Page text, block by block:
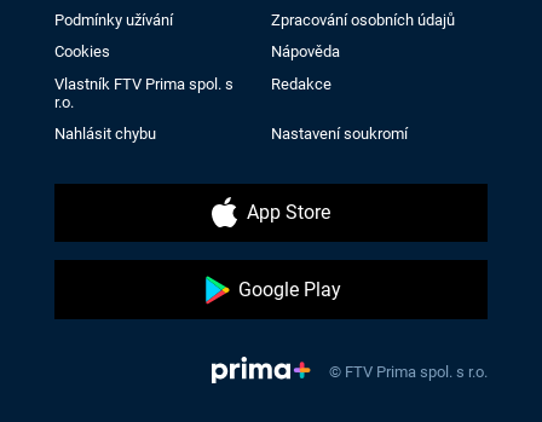
Podmínky užívání
Zpracování osobních údajů
Cookies
Nápověda
Vlastník FTV Prima spol. s
r.o.
Redakce
Nahlásit chybu Nastavení soukromí
App Store
Google Play
© FTV Prima spol. s r.o.